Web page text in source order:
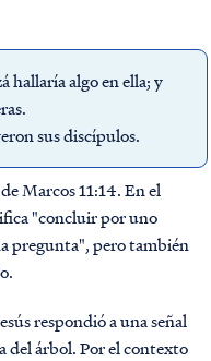
hallaría algo en ella; y
sus discípulos.
Marcos 11:14. En el
"concluir por uno
pregunta", pero también
respondió a una señal
del árbol. Por el contexto